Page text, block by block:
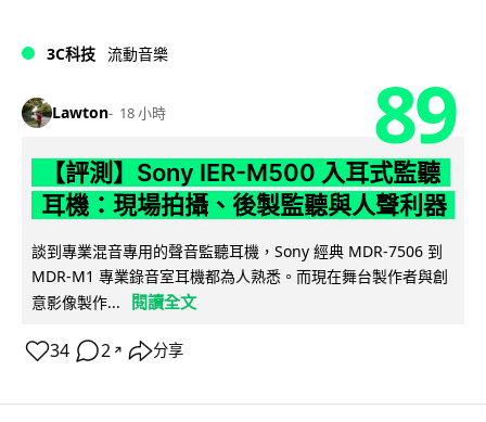
3C科技 流動音樂
Lawton 18 小時 89
【評測】Sony IER-M500 入耳式監聽
耳機：現場拍攝、後製監聽與人聲利器
談到專業混音專用的聲音監聽耳機，Sony 經典 MDR-7506 到
MDR-M1 專業錄音室耳機都為人熟悉。而現在舞台製作者與創
意影像製作...
閱讀全文
34 2 ↗ 分享